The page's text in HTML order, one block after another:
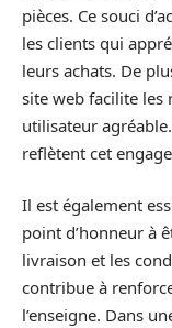
pièces. Ce souci
les clients qui
leurs achats. De
site web facilite les
utilisateur
reflètent cet
Il est également
point d’honneur à
livraison et les
contribue à
l’enseigne. Dans